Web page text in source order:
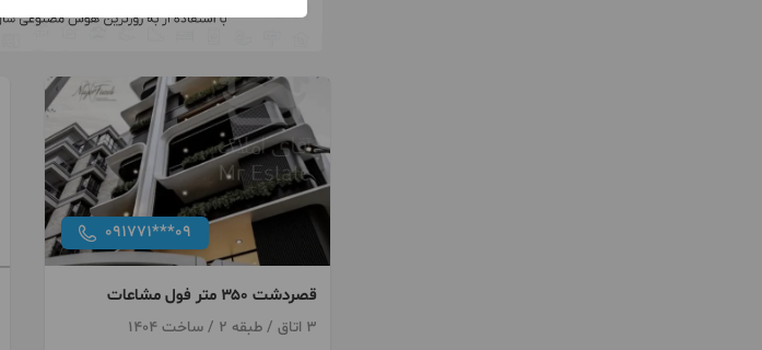
091771***09
قصردشت ۳۵۰ متر فول مشاعات
3 اتاق / طبقه 2 / ساخت 1404